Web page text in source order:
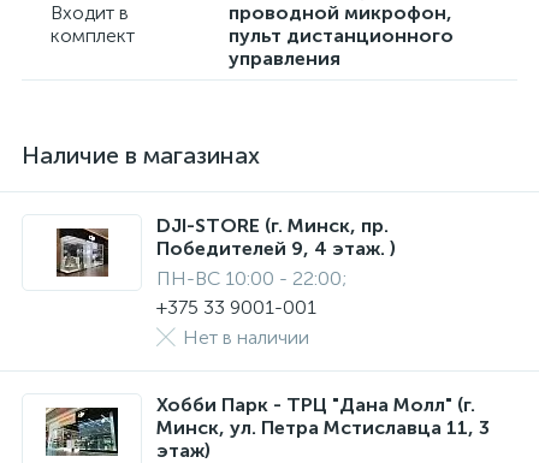
Входит в
комплект
проводной микрофон,
пульт дистанционного
управления
Наличие в магазинах
DJI-STORE (г. Минск, пр.
Победителей 9, 4 этаж. )
ПН-ВС 10:00 - 22:00;
+375 33 9001-001
Нет в наличии
Хобби Парк - ТРЦ "Дана Молл" (г.
Минск, ул. Петра Мстиславца 11, 3
этаж)